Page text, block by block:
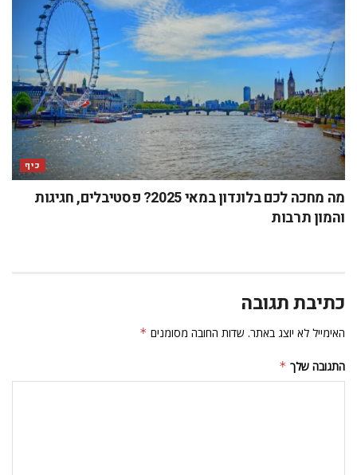
כיף
מה מחכה לכם בלונדון במאי 2025? פסטיבלים, חגיגות
והמון תרבות
כתיבת תגובה
האימייל לא יוצג באתר. שדות החובה מסומנים *
התגובה שלך *